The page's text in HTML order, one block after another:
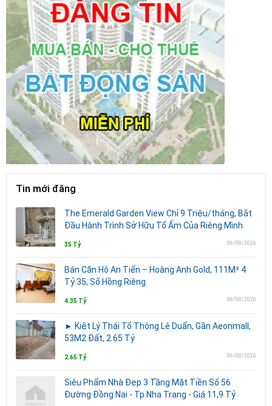
Tin mới đăng
The Emerald Garden View Chỉ 9 Triệu/tháng, Bắt
Đầu Hành Trình Sở Hữu Tổ Ấm Của Riêng Mình
35 Tỷ 06/08/2026
Bán Căn Hộ An Tiến – Hoàng Anh Gold, 111M² 4
Tỷ 35, Sổ Hồng Riêng
4.35 Tỷ 06/08/2026
► Kiệt Lý Thái Tổ Thông Lê Duẩn, Gần Aeonmall,
53M2 Đất, 2.65 Tỷ
2.65 Tỷ 06/08/2026
Siêu Phẩm Nhà Đẹp 3 Tầng Mặt Tiền Số 56
Đường Đồng Nai - Tp Nha Trang - Giá 11,9 Tỷ